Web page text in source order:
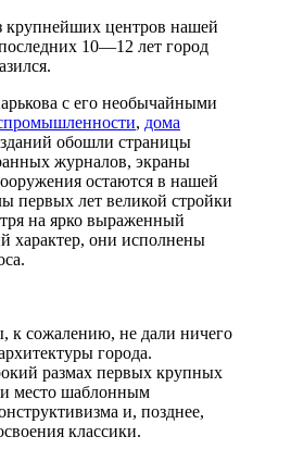
центров нашей
10—12 лет город
с его необычайными
, дома
обошли страницы
журналов, экраны
остаются в нашей
первых лет великой стройки
на ярко выраженный
характер, они исполнены
к сожалению, не дали ничего
города.
размах первых крупных
место шаблонным
и, позднее,
классики.